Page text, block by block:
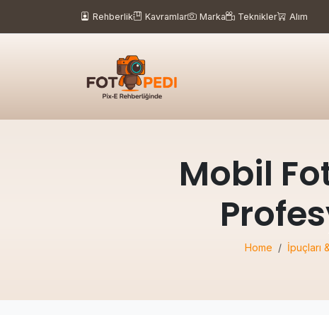
Rehberlik Kavramlar Marka Teknikler Alım
Mobil
Home İpuçları